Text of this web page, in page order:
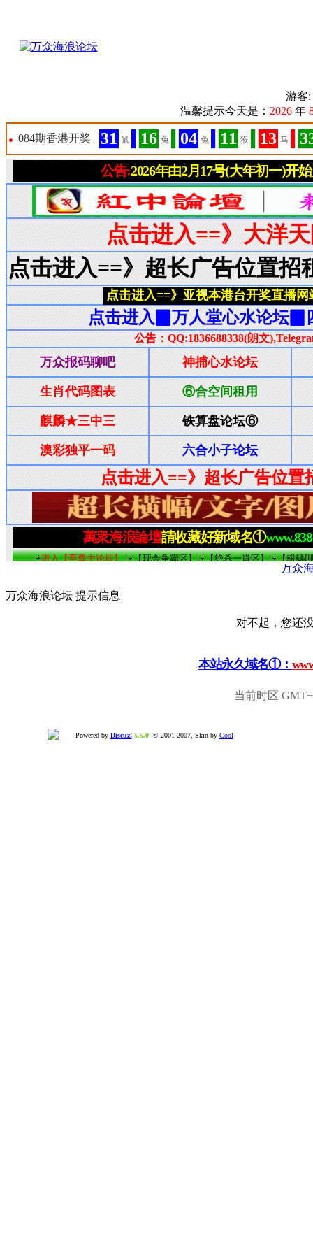
游
温馨提示今天是： 2026 年
万众
万众海浪论坛 提示信息
对不起，您还
本站永久域名①：
当前时区
Powered by Discuz! 5.5.0© 2001-2007, Skin by Cool